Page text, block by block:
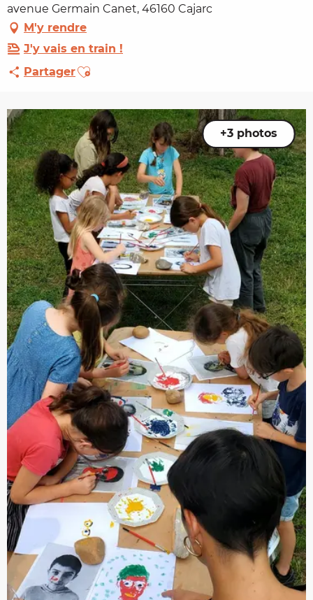
avenue Germain Canet, 46160 Cajarc
M'y rendre
J'y vais en train !
PartagerAjouter aux favoris
+3 photos